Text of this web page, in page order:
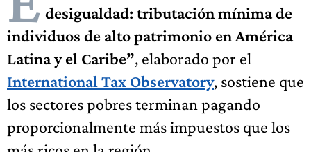
desigualdad: tributación mínima de
individuos de alto patrimonio en América
Latina y el Caribe”, elaborado por el
International Tax Observatory, sostiene que
los sectores pobres terminan pagando
proporcionalmente más impuestos que los